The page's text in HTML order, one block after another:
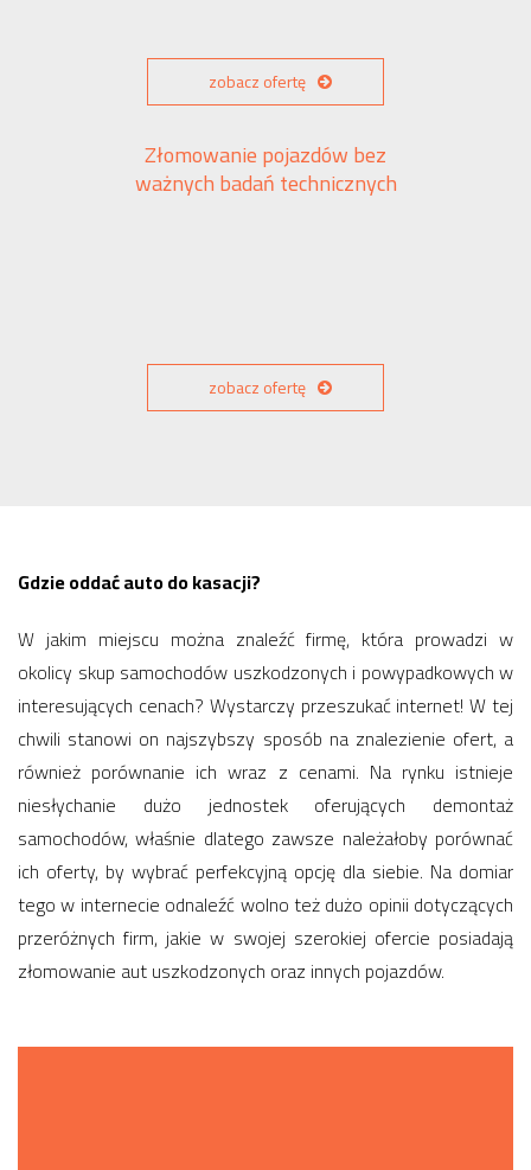
zobacz ofertę
Złomowanie pojazdów bez
ważnych badań technicznych
zobacz ofertę
Gdzie oddać auto do kasacji?
W jakim miejscu można znaleźć firmę, która prowadzi w
okolicy skup samochodów uszkodzonych i powypadkowych w
interesujących cenach? Wystarczy przeszukać internet! W tej
chwili stanowi on najszybszy sposób na znalezienie ofert, a
również porównanie ich wraz z cenami. Na rynku istnieje
niesłychanie dużo jednostek oferujących demontaż
samochodów, właśnie dlatego zawsze należałoby porównać
ich oferty, by wybrać perfekcyjną opcję dla siebie. Na domiar
tego w internecie odnaleźć wolno też dużo opinii dotyczących
przeróżnych firm, jakie w swojej szerokiej ofercie posiadają
złomowanie aut uszkodzonych oraz innych pojazdów.